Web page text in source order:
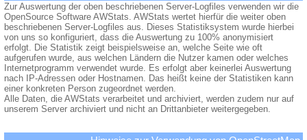
Zur Auswertung der oben beschriebenen Server-Logfiles verwenden wir die
OpenSource Software AWStats. AWStats wertet hierfür die weiter oben
beschriebenen Server-Logfiles aus. Dieses Statistiksystem wurde hierbei
von uns so konfiguriert, dass die Auswertung zu 100% anonymisiert
erfolgt. Die Statistik zeigt beispielsweise an, welche Seite wie oft
aufgerufen wurde, aus welchen Ländern die Nutzer kamen oder welches
Internetprogramm verwendet wurde. Es erfolgt aber keinerlei Auswertung
nach IP-Adressen oder Hostnamen. Das heißt keine der Statistiken kann
einer konkreten Person zugeordnet werden.
Alle Daten, die AWStats verarbeitet und archiviert, werden zudem nur auf
unserem Server archiviert und nicht an Drittanbieter weitergegeben.